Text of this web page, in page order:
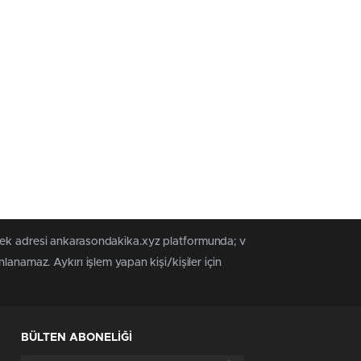
adresi ankarasondakika.xyz platformunda; v
Aykırı işlem yapan kişi/kişiler için
BÜLTEN ABONELİĞİ